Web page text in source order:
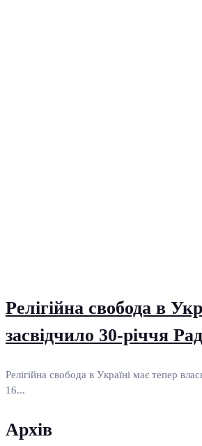
Релігійна свобода в
засвідчило 30-річчя
Релігійна свобода в Україні має тепер
16...
Архів